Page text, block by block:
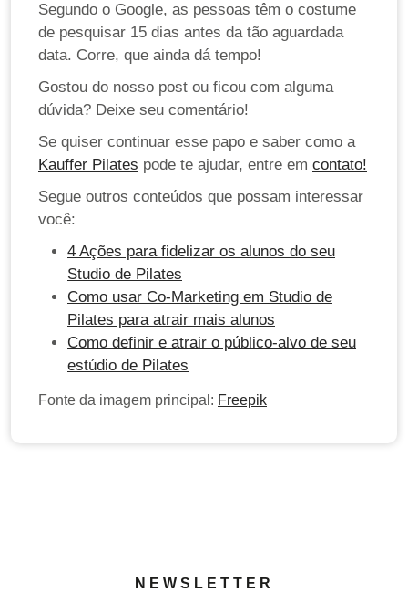
Segundo o Google, as pessoas têm o costume
de pesquisar 15 dias antes da tão aguardada
data. Corre, que ainda dá tempo!
Gostou do nosso post ou ficou com alguma
dúvida? Deixe seu comentário!
Se quiser continuar esse papo e saber como a
Kauffer Pilates pode te ajudar, entre em contato!
Segue outros conteúdos que possam interessar
você:
4 Ações para fidelizar os alunos do seu
Studio de Pilates
Como usar Co-Marketing em Studio de
Pilates para atrair mais alunos
Como definir e atrair o público-alvo de seu
estúdio de Pilates
Fonte da imagem principal: Freepik
NEWSLETTER